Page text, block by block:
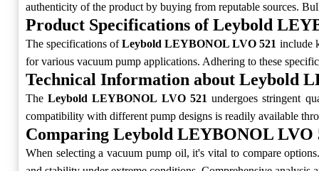
authenticity of the product by buying from reputable sources.
Product Specifications of Leybold
The specifications ofLeybold LEYBONOL LVO 521 include
for various vacuum pump applications. Adhering to these
Technical Information about Leybold
TheLeybold LEYBONOL LVO 521undergoes stringent
compatibility with different pump designs is readily available
Comparing Leybold LEYBONOL LVO
When selecting a vacuum pump oil, it's vital to compare